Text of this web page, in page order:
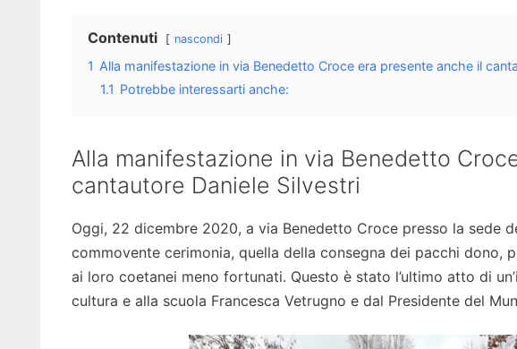
Contenuti nascondi
1 Alla manifestazione in via Benedetto Croce era presente anche il
1.1 Potrebbe interessarti anche:
Alla manifestazione in via Benedetto
cantautore Daniele Silvestri
Oggi, 22 dicembre 2020, a via Benedetto Croce presso la sede
commovente cerimonia, quella della consegna dei pacchi dono,
ai loro coetanei meno fortunati. Questo è stato l’ultimo atto di
cultura e alla scuola Francesca Vetrugno e dal Presidente del